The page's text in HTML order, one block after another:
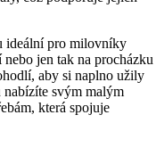
ideální pro milovníky
jen tak na procházku
aby si naplno užily
svým malým
která spojuje